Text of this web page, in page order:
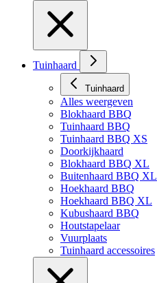
Tuinhaard
Tuinhaard
Alles weergeven
Blokhaard BBQ
Tuinhaard BBQ
Tuinhaard BBQ XS
Doorkijkhaard
Blokhaard BBQ XL
Buitenhaard BBQ XL
Hoekhaard BBQ
Hoekhaard BBQ XL
Kubushaard BBQ
Houtstapelaar
Vuurplaats
Tuinhaard accessoires